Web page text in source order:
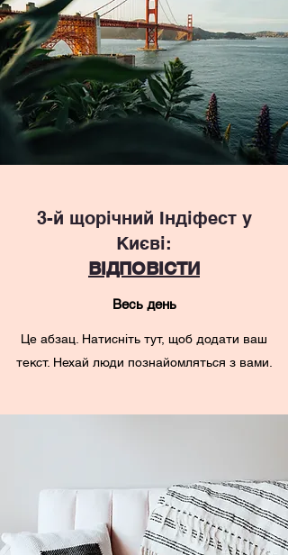
3-й щорічний Індіфест у
Києві:
ВІДПОВІСТИ
Весь день
Це абзац. Натисніть тут, щоб додати ваш
текст. Нехай люди познайомляться з вами.